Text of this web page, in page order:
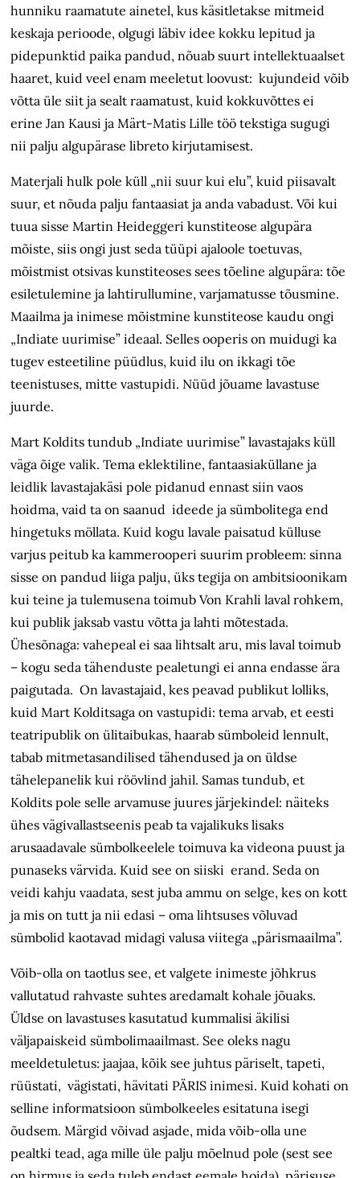
hunniku raamatute ainetel, kus käsitletakse mitmeid
keskaja perioode, olgugi läbiv idee kokku lepitud ja
pidepunktid paika pandud, nõuab suurt intellektuaalset
haaret, kuid veel enam meeletut loovust: kujundeid võib
võtta üle siit ja sealt raamatust, kuid kokkuvõttes ei
erine Jan Kausi ja Märt-Matis Lille töö tekstiga sugugi
nii palju algupärase libreto kirjutamisest.
Materjali hulk pole küll „nii suur kui elu”, kuid piisavalt
suur, et nõuda palju fantaasiat ja anda vabadust. Või kui
tuua sisse Martin Heideggeri kunstiteose algupära
mõiste, siis ongi just seda tüüpi ajaloole toetuvas,
mõistmist otsivas kunstiteoses sees tõeline algupära: tõe
esiletulemine ja lahtirullumine, varjamatusse tõusmine.
Maailma ja inimese mõistmine kunstiteose kaudu ongi
„Indiate uurimise” ideaal. Selles ooperis on muidugi ka
tugev esteetiline püüdlus, kuid ilu on ikkagi tõe
teenistuses, mitte vastupidi. Nüüd jõuame lavastuse
juurde.
Mart Koldits tundub „Indiate uurimise” lavastajaks küll
väga õige valik. Tema eklektiline, fantaasiaküllane ja
leidlik lavastajakäsi pole pidanud ennast siin vaos
hoidma, vaid ta on saanud ideede ja sümbolitega end
hingetuks möllata. Kuid kogu lavale paisatud külluse
varjus peitub ka kammerooperi suurim probleem: sinna
sisse on pandud liiga palju, üks tegija on ambitsioonikam
kui teine ja tulemusena toimub Von Krahli laval rohkem,
kui publik jaksab vastu võtta ja lahti mõtestada.
Ühesõnaga: vahepeal ei saa lihtsalt aru, mis laval toimub
– kogu seda tähenduste pealetungi ei anna endasse ära
paigutada. On lavastajaid, kes peavad publikut lolliks,
kuid Mart Kolditsaga on vastupidi: tema arvab, et eesti
teatripublik on ülitaibukas, haarab sümboleid lennult,
tabab mitmetasandilised tähendused ja on üldse
tähelepanelik kui röövlind jahil. Samas tundub, et
Koldits pole selle arvamuse juures järjekindel: näiteks
ühes vägivallastseenis peab ta vajalikuks lisaks
arusaadavale sümbolkeelele toimuva ka videona puust ja
punaseks värvida. Kuid see on siiski erand. Seda on
veidi kahju vaadata, sest juba ammu on selge, kes on kott
ja mis on tutt ja nii edasi – oma lihtsuses võluvad
sümbolid kaotavad midagi valusa viitega „pärismaailma”.
Võib-olla on taotlus see, et valgete inimeste jõhkrus
vallutatud rahvaste suhtes aredamalt kohale jõuaks.
Üldse on lavastuses kasutatud kummalisi äkilisi
väljapaiskeid sümbolimaailmast. See oleks nagu
meeldetuletus: jaajaa, kõik see juhtus päriselt, tapeti,
rüüstati, vägistati, hävitati PÄRIS inimesi. Kuid kohati on
selline informatsioon sümbolkeeles esitatuna isegi
õudsem. Märgid võivad asjade, mida võib-olla une
pealtki tead, aga mille üle palju mõelnud pole (sest see